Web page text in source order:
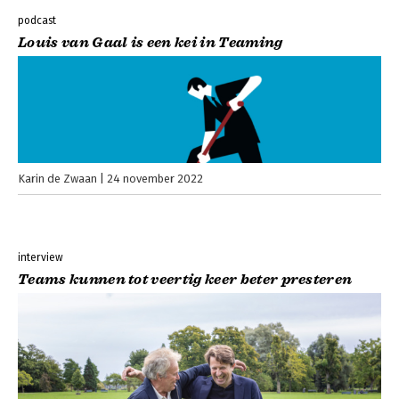
podcast
Louis van Gaal is een kei in Teaming
Karin de Zwaan 24 november 2022
interview
Teams kunnen tot veertig keer beter presteren